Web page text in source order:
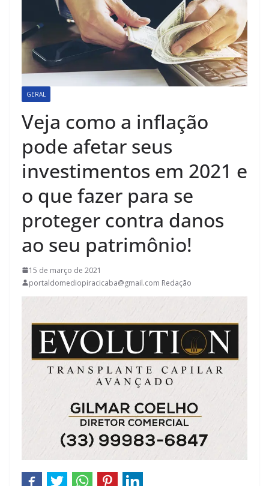
GERAL
Veja como a inflação
pode afetar seus
investimentos em 2021 e
o que fazer para se
proteger contra danos
ao seu patrimônio!
15 de março de 2021
portaldomediopiracicaba@gmail.com Redação